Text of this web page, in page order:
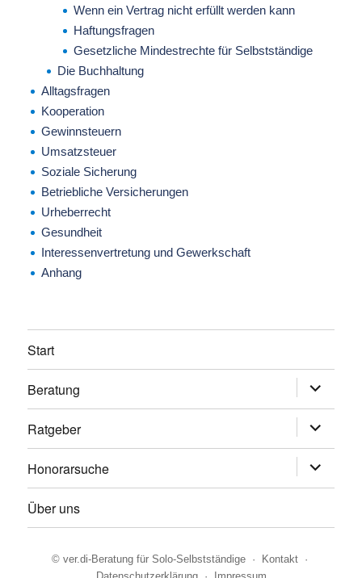
Wenn ein Vertrag nicht erfüllt werden kann
Haftungsfragen
Gesetzliche Mindestrechte für Selbstständige
Die Buchhaltung
Alltagsfragen
Kooperation
Gewinnsteuern
Umsatzsteuer
Soziale Sicherung
Betriebliche Versicherungen
Urheberrecht
Gesundheit
Interessenvertretung und Gewerkschaft
Anhang
Start
Beratung
anzeigen
Ratgeber
anzeigen
Honorarsuche
anzeigen
Über uns
© ver.di-Beratung für Solo-Selbstständige· Kontakt·